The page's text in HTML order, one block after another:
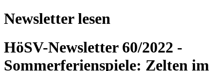
Newsletter lesen
HöSV-Newsletter 60/2022 -
Sommerferienspiele: Zelten im